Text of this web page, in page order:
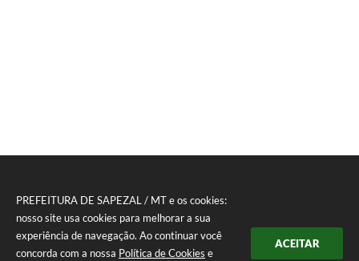
PREFEITURA DE SAPEZAL / MT e os cookies:
nosso site usa cookies para melhorar a sua
experiência de navegação. Ao continuar você
concorda com a nossa Política de Cookies e
ACEITAR